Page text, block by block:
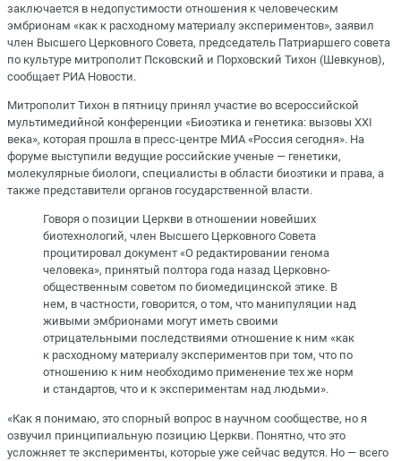
заключается в недопустимости отношения к человеческим
эмбрионам «как к расходному материалу экспериментов», заявил
член Высшего Церковного Совета, председатель Патриаршего совета
по культуре митрополит Псковский и Порховский Тихон (Шевкунов),
сообщает РИА Новости.
Митрополит Тихон в пятницу принял участие во всероссийской
мультимедийной конференции «Биоэтика и генетика: вызовы XXI
века», которая прошла в пресс-центре МИА «Россия сегодня». На
форуме выступили ведущие российские ученые — генетики,
молекулярные биологи, специалисты в области биоэтики и права, а
также представители органов государственной власти.
Говоря о позиции Церкви в отношении новейших
биотехнологий, член Высшего Церковного Совета
процитировал документ «О редактировании генома
человека», принятый полтора года назад Церковно-
общественным советом по биомедицинской этике. В
нем, в частности, говорится, о том, что манипуляции над
живыми эмбрионами могут иметь своими
отрицательными последствиями отношение к ним «как
к расходному материалу экспериментов при том, что по
отношению к ним необходимо применение тех же норм
и стандартов, что и к экспериментам над людьми».
«Как я понимаю, это спорный вопрос в научном сообществе, но я
озвучил принципиальную позицию Церкви. Понятно, что это
усложняет те эксперименты, которые уже сейчас ведутся. Но — всего